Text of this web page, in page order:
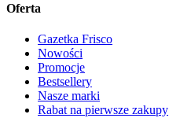
Oferta
Gazetka Frisco
Nowości
Promocje
Bestsellery
Nasze marki
Rabat na pierwsze zakupy